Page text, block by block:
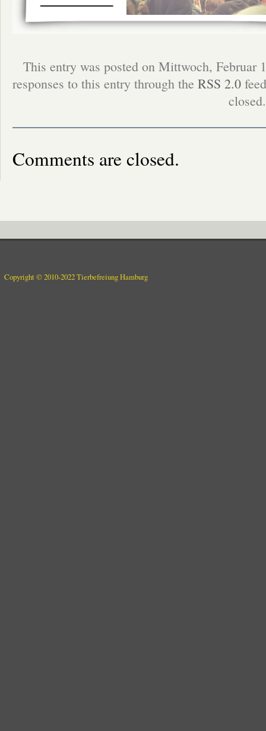
This entry was posted on Mittwoch, Februar
responses to this entry through the RSS 2.0
closed.
Comments are closed.
Copyright © 2010-2022 Tierbefreiung Hamburg